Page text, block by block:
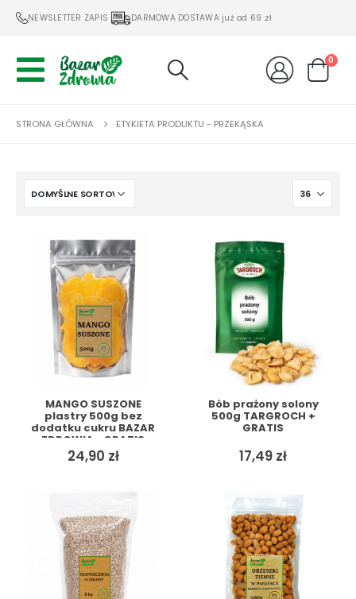
NEWSLETTER ZAPIS DARMOWA DOSTAWA już od 69 zł
0
STRONA GŁÓWNA ETYKIETA PRODUKTU - PRZEKĄSKA
MANGO SUSZONE
plastry 500g bez
dodatku cukru BAZAR
ZDROWIA+ GRATIS
24,90 zł
Bób prażony solony
500g TARGROCH +
GRATIS
17,49 zł